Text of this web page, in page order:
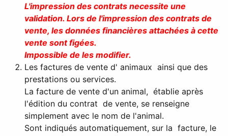
L'impression des contrats necessite une
validation. Lors de l'impression des contrats de
vente, les données financières attachées à cette
vente sont figées.
Impossible de les modifier.
Les factures de vente d' animaux ainsi que des
prestations ou services.
La facture de vente d'un animal, établie après
l'édition du contrat de vente, se renseigne
simplement avec le nom de l'animal.
Sont indiqués automatiquement, sur la facture, le